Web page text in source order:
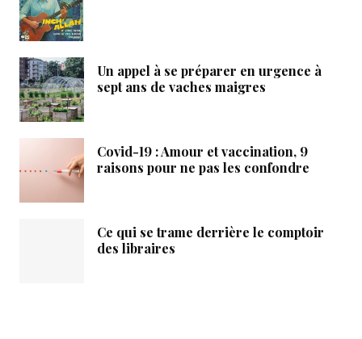
Un appel à se préparer en urgence à
sept ans de vaches maigres
Covid-19 : Amour et vaccination, 9
raisons pour ne pas les confondre
Ce qui se trame derrière le comptoir
des libraires